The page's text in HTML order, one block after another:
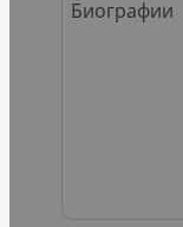
Биографии